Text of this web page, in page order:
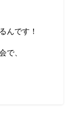
んです！
で、